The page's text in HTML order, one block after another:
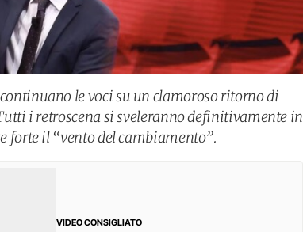
le voci su un clamoroso ritorno di
i retroscena si sveleranno definitivamente in
forte il “vento del cambiamento”.
VIDEO CONSIGLIATO